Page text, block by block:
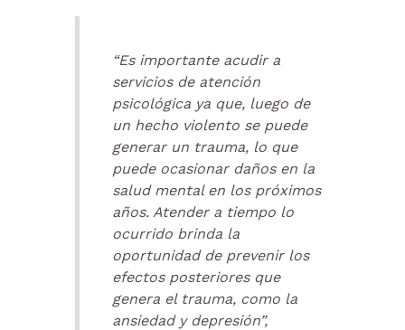
“Es importante acudir a
servicios de atención
psicológica ya que, luego de
un hecho violento se puede
generar un trauma, lo que
puede ocasionar daños en la
salud mental en los próximos
años. Atender a tiempo lo
ocurrido brinda la
oportunidad de prevenir los
efectos posteriores que
genera el trauma, como la
ansiedad y depresión”,